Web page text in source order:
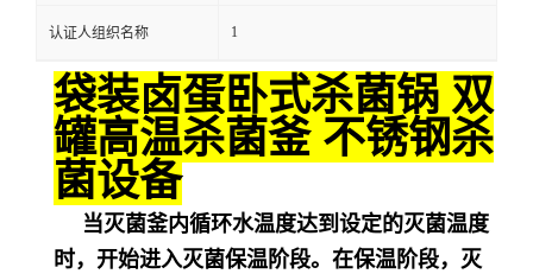
认证人组织名称 1
袋装卤蛋卧式杀菌锅 双
罐高温杀菌釜 不锈钢杀
菌设备
当灭菌釜内循环水温度达到设定的灭菌温度
时，开始进入灭菌保温阶段。在保温阶段，灭